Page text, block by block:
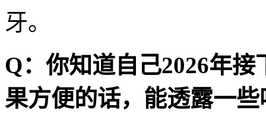
牙。
Q：你知道自己2026年
果方便的话，能透露一些